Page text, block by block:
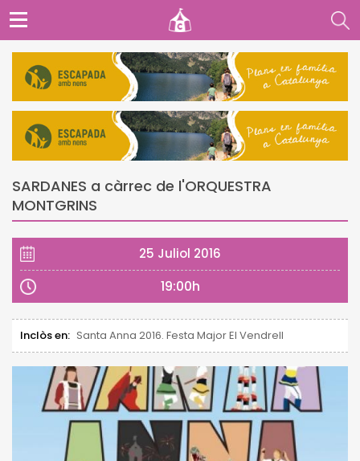
SARDANES a càrrec de l'ORQUESTRA
MONTGRINS
25 Juliol 2016
19:00h
Inclòs en: Santa Anna 2016. Festa Major El Vendrell